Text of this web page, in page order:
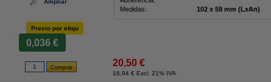
Ampliar
Medidas:
102 x 59 mm (LxAn)
Precio por etiqu
0,036 €
20,50 €
16,94 € Excl. 21% IVA